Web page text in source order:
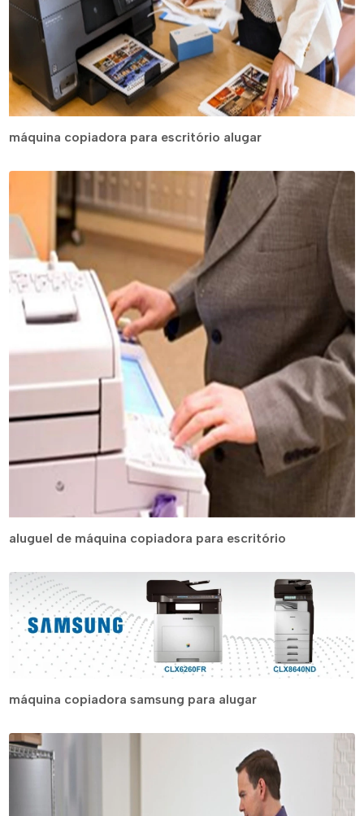
máquina copiadora para escritório alugar
aluguel de máquina copiadora para escritório
máquina copiadora samsung para alugar